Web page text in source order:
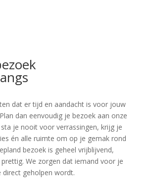
dat er tijd en aandacht is voor jouw
dan eenvoudig je bezoek aan onze
je nooit voor verrassingen, krijg je
én alle ruimte om op je gemak rond
bezoek is geheel vrijblijvend,
We zorgen dat iemand voor je
direct geholpen wordt.